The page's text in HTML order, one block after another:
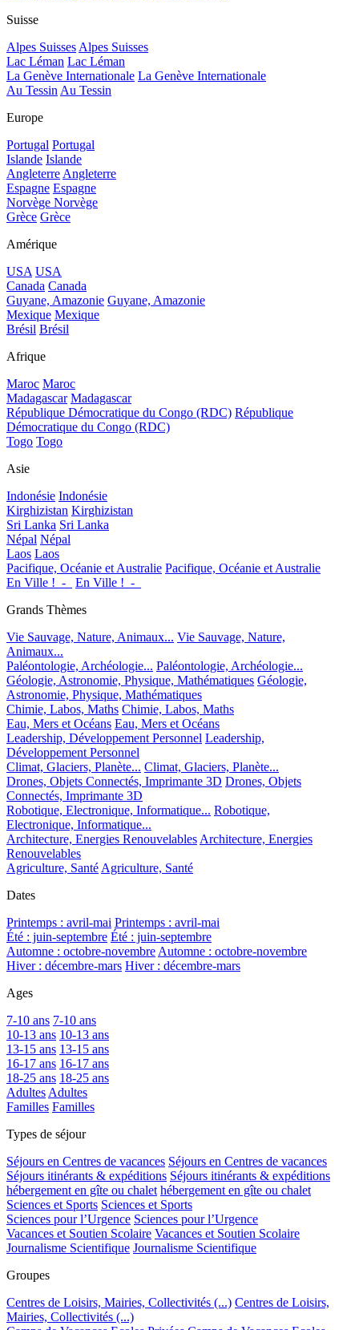
Suisse
Alpes Suisses Alpes Suisses
Lac Léman Lac Léman
La Genève Internationale La Genève Internationale
Au Tessin Au Tessin
Europe
Portugal Portugal
Islande Islande
Angleterre Angleterre
Espagne Espagne
Norvège Norvège
Grèce Grèce
Amérique
USA USA
Canada Canada
Guyane, Amazonie Guyane, Amazonie
Mexique Mexique
Brésil Brésil
Afrique
Maroc Maroc
Madagascar Madagascar
République Démocratique du Congo (RDC) République
Démocratique du Congo (RDC)
Togo Togo
Asie
Indonésie Indonésie
Kirghizistan Kirghizistan
Sri Lanka Sri Lanka
Népal Népal
Laos Laos
Pacifique, Océanie et Australie Pacifique, Océanie et Australie
En Ville !_-_
En Ville !_-_
Grands Thèmes
Vie Sauvage, Nature, Animaux... Vie Sauvage, Nature,
Animaux...
Paléontologie, Archéologie... Paléontologie, Archéologie...
Géologie, Astronomie, Physique, Mathématiques Géologie,
Astronomie, Physique, Mathématiques
Chimie, Labos, Maths Chimie, Labos, Maths
Eau, Mers et Océans Eau, Mers et Océans
Leadership, Développement Personnel Leadership,
Développement Personnel
Climat, Glaciers, Planète... Climat, Glaciers, Planète...
Drones, Objets Connectés, Imprimante 3D Drones, Objets
Connectés, Imprimante 3D
Robotique, Electronique, Informatique... Robotique,
Electronique, Informatique...
Architecture, Energies Renouvelables Architecture, Energies
Renouvelables
Agriculture, Santé Agriculture, Santé
Dates
Printemps : avril-mai Printemps : avril-mai
Été : juin-septembre Été : juin-septembre
Automne : octobre-novembre Automne : octobre-novembre
Hiver : décembre-mars Hiver : décembre-mars
Ages
7-10 ans 7-10 ans
10-13 ans 10-13 ans
13-15 ans 13-15 ans
16-17 ans 16-17 ans
18-25 ans 18-25 ans
Adultes Adultes
Familles Familles
Types de séjour
Séjours en Centres de vacances Séjours en Centres de vacances
Séjours itinérants & expéditions Séjours itinérants & expéditions
hébergement en gîte ou chalet hébergement en gîte ou chalet
Sciences et Sports Sciences et Sports
Sciences pour l’Urgence Sciences pour l’Urgence
Vacances et Soutien Scolaire Vacances et Soutien Scolaire
Journalisme Scientifique Journalisme Scientifique
Groupes
Centres de Loisirs, Mairies, Collectivités (...) Centres de Loisirs,
Mairies, Collectivités (...)